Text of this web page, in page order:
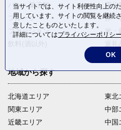
パン・菓子類
電化
フルーツ
卵・
ファッション
米・
地域から探す
北海道エリア
関東エリア
近畿エリア
東北
中部
中国
当サイトでは、サイト利便性向上の
用しています。サイトの閲覧を継続
意したことものといたします。
詳細についてはプライバシーポリシー
OK